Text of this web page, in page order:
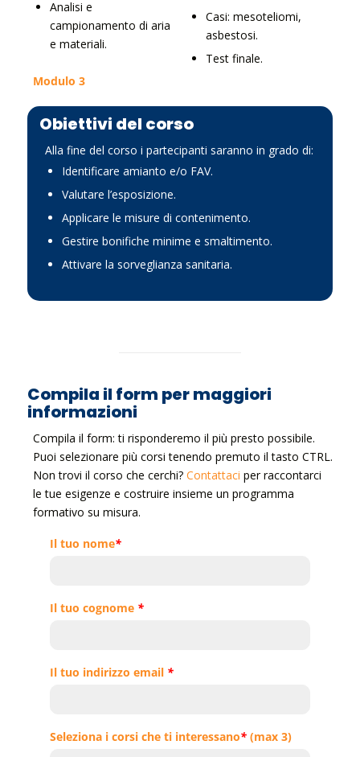
Analisi e
campionamento di aria
e materiali.
Modulo 3
Casi: mesoteliomi,
asbestosi.
Test finale.
Obiettivi del corso
Alla fine del corso i partecipanti saranno in grado di:
Identificare amianto e/o FAV.
Valutare l’esposizione.
Applicare le misure di contenimento.
Gestire bonifiche minime e smaltimento.
Attivare la sorveglianza sanitaria.
Compila il form per maggiori
informazioni
Compila il form: ti risponderemo il più presto possibile.
Puoi selezionare più corsi tenendo premuto il tasto CTRL.
Non trovi il corso che cerchi?Contattaci per raccontarci
le tue esigenze e costruire insieme un programma
formativo su misura.
Il tuo nome*
Il tuo cognome *
Il tuo indirizzo email *
Seleziona i corsi che ti interessano* (max 3)